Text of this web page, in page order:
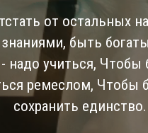
от остальных
знаниями, быть
надо учиться,
ремеслом, Чтобы
сохранить единство.